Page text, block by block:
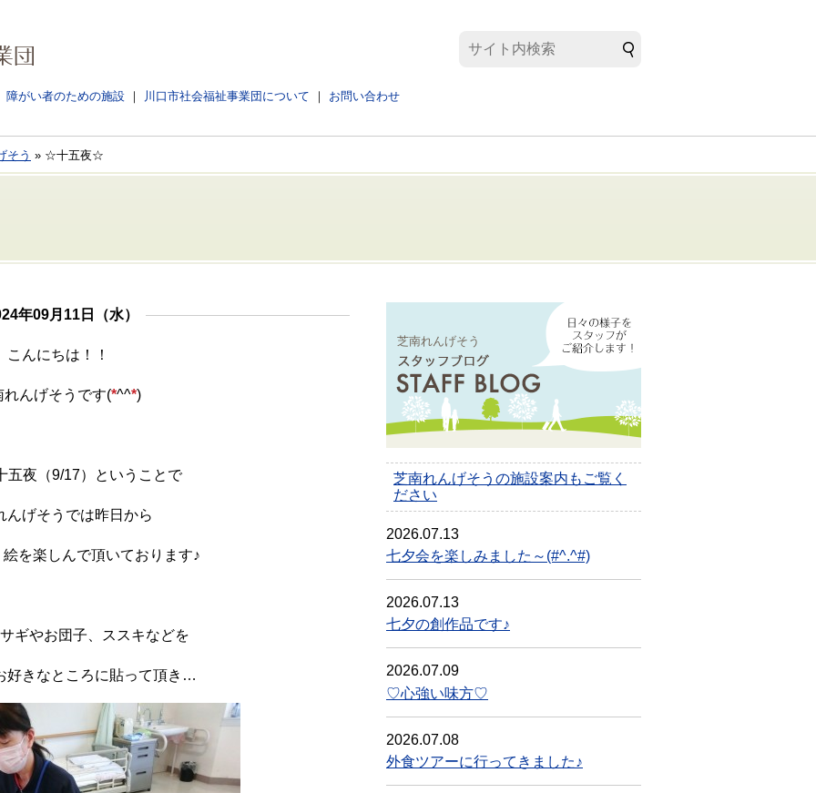
障がい者のための施設 川口市社会福祉事業団について お問い合わせ
そう » ☆十五夜☆
年09月11日（水）
こんにちは！！
れんげそうです(*^^*)
五夜（9/17）ということで
んげそうでは昨日から
を楽しんで頂いております♪
ギやお団子、ススキなどを
好きなところに貼って頂き…
芝南れんげそう
芝南れんげそうの施設案内もご覧く
ださい
2026.07.13
七夕会を楽しみました～(#^.^#)
2026.07.13
七夕の創作品です♪
2026.07.09
♡心強い味方♡
2026.07.08
外食ツアーに行ってきました♪